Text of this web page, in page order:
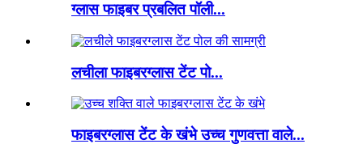
ग्लास फाइबर प्रबलित पॉली...
लचीला फाइबरग्लास टेंट पो...
फाइबरग्लास टेंट के खंभे उच्च गुणवत्ता वाले...